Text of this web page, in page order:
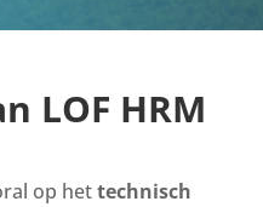
LOF HRM
op hettechnisch